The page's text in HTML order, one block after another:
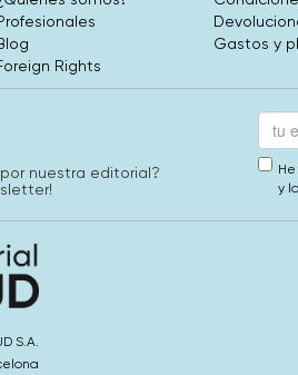
Rights
Gastos y
nuestra editorial?
y la
S.A.